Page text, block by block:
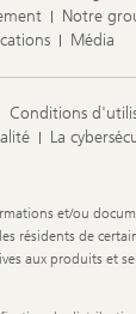
Notre
Média
Conditions
La
et/ou
résidents de
aux produits et